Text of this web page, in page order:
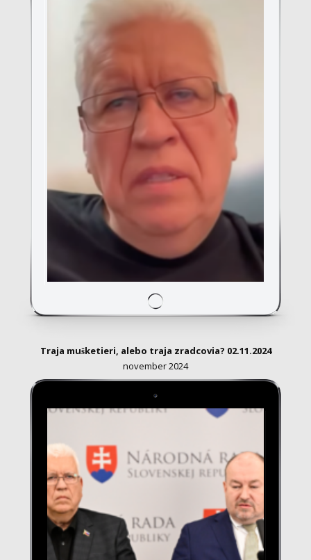
Traja mušketieri, alebo traja zradcovia? 02.11.2024
november 2024